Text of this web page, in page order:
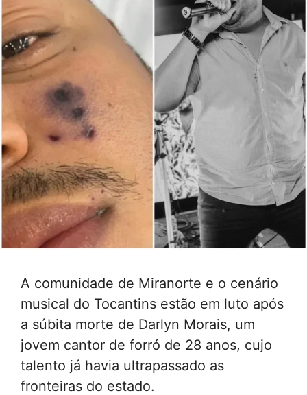
A comunidade de Miranorte e o cenário
musical do Tocantins estão em luto após
a súbita morte de Darlyn Morais, um
jovem cantor de forró de 28 anos, cujo
talento já havia ultrapassado as
fronteiras do estado.